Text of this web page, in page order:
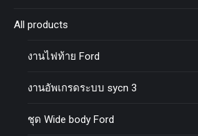
All products
งานไฟท้าย Ford
งานอัพเกรดระบบ sycn 3
ชุด Wide body Ford